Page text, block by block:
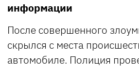
информации
После совершенного
скрылся с места
автомобиле. Полиция